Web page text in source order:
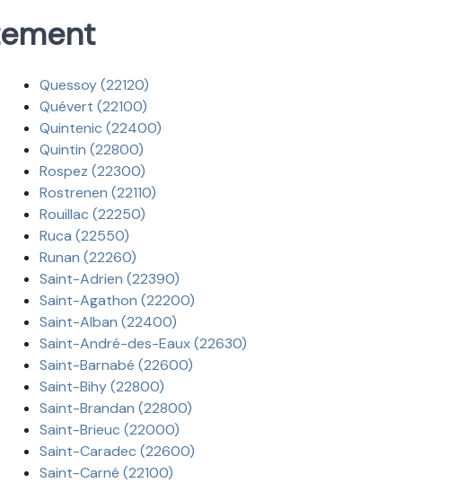
Quessoy (22120)
Quévert (22100)
Quintenic (22400)
Quintin (22800)
Rospez (22300)
Rostrenen (22110)
Rouillac (22250)
Ruca (22550)
Runan (22260)
Saint-Adrien (22390)
Saint-Agathon (22200)
Saint-Alban (22400)
Saint-André-des-Eaux (22630)
Saint-Barnabé (22600)
Saint-Bihy (22800)
Saint-Brandan (22800)
Saint-Brieuc (22000)
Saint-Caradec (22600)
Saint-Carné (22100)